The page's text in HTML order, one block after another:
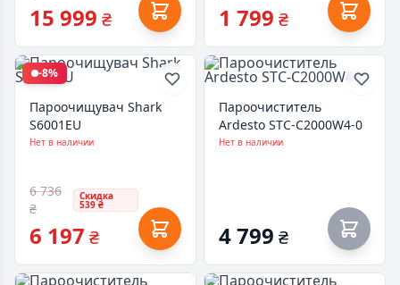
15 999 ₴ 1 799 ₴
-8%
Пароочищувач Shark
S6001EU
Нет в наличии
6 736
₴
Скидка
539 ₴
6 197 ₴
Пароочиститель
Ardesto STC-C2000W4-0
Нет в наличии
4 799 ₴